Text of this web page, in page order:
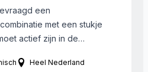
een
met een stukje
actief zijn in de
medewerkers. De
Heel Nederland